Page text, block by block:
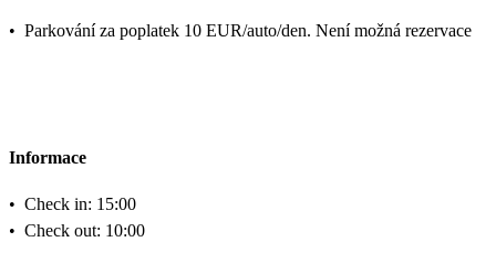
• Parkování za poplatek 10 EUR/auto/den. Není možná rezervace
Informace
• Check in: 15:00
• Check out: 10:00